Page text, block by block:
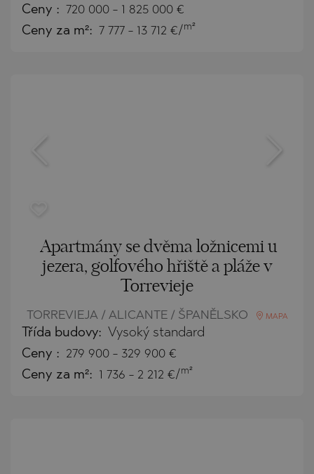
Ceny : 720 000 - 1 825 000 €
Ceny za m²: 7 777 - 13 712 €/ m²
Apartmány se dvěma ložnicemi u
jezera, golfového hřiště a pláže v
Torrevieje
TORREVIEJA / ALICANTE / ŠPANĚLSKO MAPA
Třída budovy: Vysoký standard
Ceny : 279 900 - 329 900 €
Ceny za m²: 1 736 - 2 212 €/ m²